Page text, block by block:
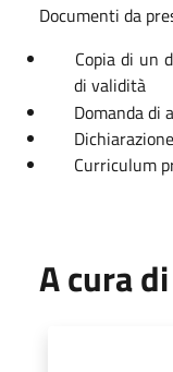
Documenti da
Copia di un
di validità
Domanda di
Curriculum
A cura di